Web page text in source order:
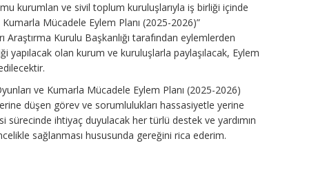
kurumlan ve sivil toplum kuruluşlarıyla iş birliği içinde
Mücadele Eylem Planı (2025-2026)”
Araştırma Kurulu Başkanlığı tarafından eylemlerden
olan kurum ve kuruluşlarla paylaşılacak, Eylem
ve Kumarla Mücadele Eylem Planı (2025-2026)
düşen görev ve sorumlulukları hassasiyetle yerine
sürecinde ihtiyaç duyulacak her türlü destek ve yardımın
sağlanması hususunda gereğini rica ederim.